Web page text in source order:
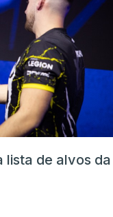
lista de alvos da